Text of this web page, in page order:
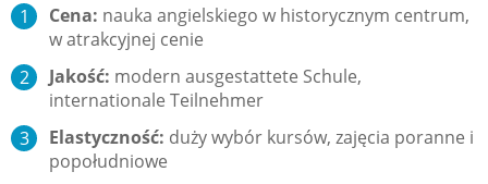
Cena: nauka angielskiego w historycznym centrum,
w atrakcyjnej cenie
Jakość: modern ausgestattete Schule,
internationale Teilnehmer
Elastyczność: duży wybór kursów, zajęcia poranne i
popołudniowe